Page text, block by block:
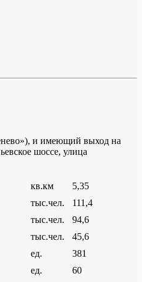
и имеющий выход на
шоссе, улица
кв.км
5,35
тыс.чел.
111,4
тыс.чел.
94,6
тыс.чел.
45,6
ед.
381
ед.
60